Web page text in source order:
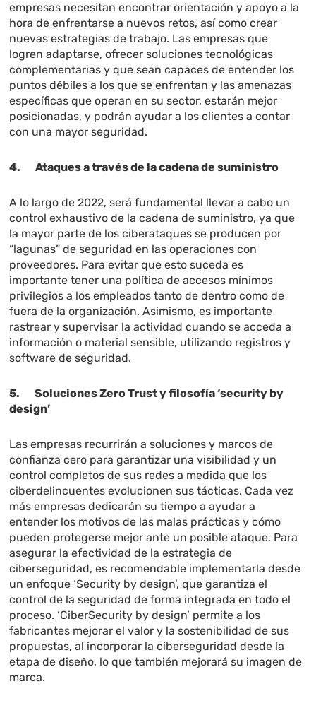
empresas necesitan encontrar orientación y apoyo a la
hora de enfrentarse a nuevos retos, así como crear
nuevas estrategias de trabajo. Las empresas que
logren adaptarse, ofrecer soluciones tecnológicas
complementarias y que sean capaces de entender los
puntos débiles a los que se enfrentan y las amenazas
específicas que operan en su sector, estarán mejor
posicionadas, y podrán ayudar a los clientes a contar
con una mayor seguridad.
4. Ataques a través de la cadena de suministro
A lo largo de 2022, será fundamental llevar a cabo un
control exhaustivo de la cadena de suministro, ya que
la mayor parte de los ciberataques se producen por
“lagunas” de seguridad en las operaciones con
proveedores. Para evitar que esto suceda es
importante tener una política de accesos mínimos
privilegios a los empleados tanto de dentro como de
fuera de la organización. Asimismo, es importante
rastrear y supervisar la actividad cuando se acceda a
información o material sensible, utilizando registros y
software de seguridad.
5. Soluciones Zero Trust y filosofía ‘security by
design’
Las empresas recurrirán a soluciones y marcos de
confianza cero para garantizar una visibilidad y un
control completos de sus redes a medida que los
ciberdelincuentes evolucionen sus tácticas. Cada vez
más empresas dedicarán su tiempo a ayudar a
entender los motivos de las malas prácticas y cómo
pueden protegerse mejor ante un posible ataque. Para
asegurar la efectividad de la estrategia de
ciberseguridad, es recomendable implementarla desde
un enfoque ‘Security by design’, que garantiza el
control de la seguridad de forma integrada en todo el
proceso. ‘CiberSecurity by design’ permite a los
fabricantes mejorar el valor y la sostenibilidad de sus
propuestas, al incorporar la ciberseguridad desde la
etapa de diseño, lo que también mejorará su imagen de
marca.